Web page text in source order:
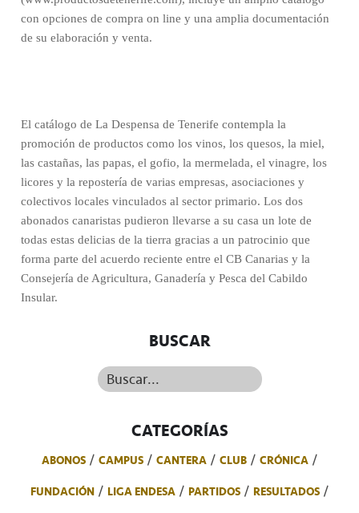
con opciones de compra on line y una amplia documentación
de su elaboración y venta.
El catálogo de La Despensa de Tenerife contempla la
promoción de productos como los vinos, los quesos, la miel,
las castañas, las papas, el gofio, la mermelada, el vinagre, los
licores y la repostería de varias empresas, asociaciones y
colectivos locales vinculados al sector primario. Los dos
abonados canaristas pudieron llevarse a su casa un lote de
todas estas delicias de la tierra gracias a un patrocinio que
forma parte del acuerdo reciente entre el CB Canarias y la
Consejería de Agricultura, Ganadería y Pesca del Cabildo
Insular.
BUSCAR
Buscar...
CATEGORÍAS
ABONOS CAMPUS CANTERA CLUB
CRÓNICA
FUNDACIÓN
LIGA ENDESA PARTIDOS
RESULTADOS